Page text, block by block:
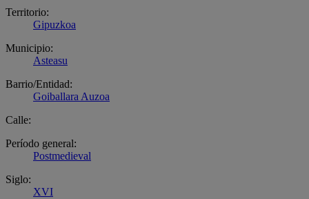
Territorio:
Gipuzkoa
Municipio:
Asteasu
Barrio/Entidad:
Goiballara Auzoa
Calle:
Período general:
Postmedieval
Siglo:
XVI